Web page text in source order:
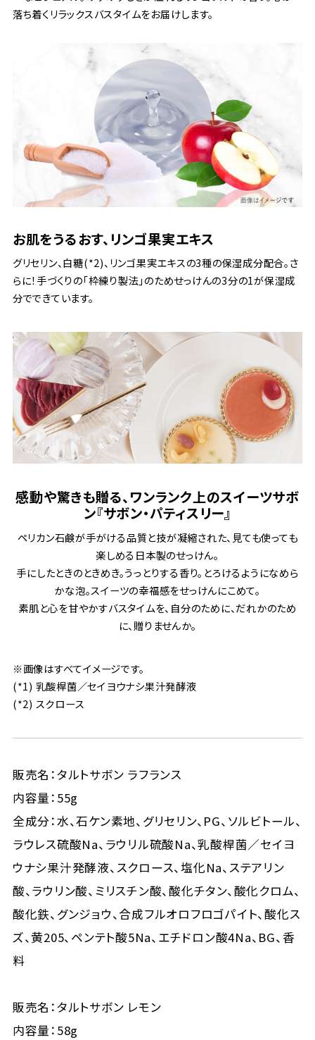
落ち着くリラックスバスタイムをお届けします。
お肌をうるおす、リンゴ果実エキス
グリセリン、白糖(*2)、リンゴ果実エキスの3種の保湿成分配合。さ
らに！手づくりの「枠練り製法」のためせっけんの3分の1が保湿成
分でできています。
感動や驚きも贈る、ワンランク上のスイーツサボ
ン『サボン・パティスリー』
ペリカン石鹸が手がける品質と技が凝縮された、見ても使っても
楽しめる日本製のせっけん。
手にしたときのときめき。うっとりする香り。とろけるようになめら
かな泡。スイーツの幸福感をせっけんにこめて。
素肌と心を甘やかすバスタイムを、自分のために、だれかのため
に、贈りませんか。
※画像はすべてイメージです。
(*1) 乳酸桿菌／セイヨウナシ果汁発酵液
(*2) スクロース
販売名：タルトサボン ラフランス
内容量：55g
全成分：水、石ケン素地、グリセリン、PG、ソルビトール、
ラウレス硫酸Na、ラウリル硫酸Na、乳酸桿菌／セイヨ
ウナシ果汁発酵液、スクロース、塩化Na、ステアリン
酸、ラウリン酸、ミリスチン酸、酸化チタン、酸化クロム、
酸化鉄、グンジョウ、合成フルオロフロゴパイト、酸化ス
ズ、黄205、ペンテト酸5Na、エチドロン酸4Na、BG、香
料
販売名：タルトサボン レモン
内容量：58g